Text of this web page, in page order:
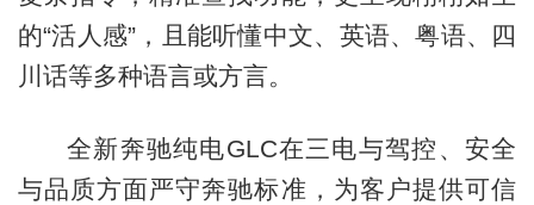
的“活人感”，且能听懂中文、英语、粤语、四
川话等多种语言或方言。
全新奔驰纯电GLC在三电与驾控、安全
与品质方面严守奔驰标准，为客户提供可信